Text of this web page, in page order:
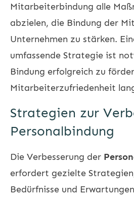
Mitarbeiterbindung alle
abzielen, die Bindung der
Unternehmen zu stärken.
umfassende Strategie ist
Bindung erfolgreich zu
Mitarbeiterzufriedenheit
Strategien zur
Personalbindung
Die Verbesserung der
erfordert gezielte
Bedürfnisse und